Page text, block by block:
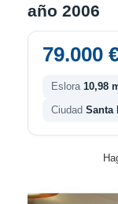
año 2006
79.000
Eslora 10,98
Ciudad Santa